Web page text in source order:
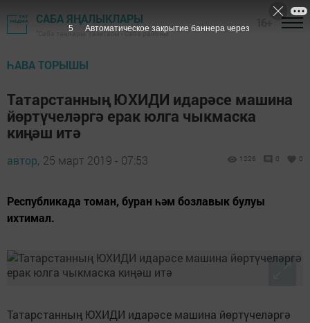
САБА ЯҢАЛЫКЛАРЫ
"Саба таңнары" газетасы - Саба районы
ҺАВА ТОРЫШЫ
Татарстанның ЮХИДИ идарәсе машина
йөртүчеләргә ерак юлга чыкмаска
киңәш итә
автор, 25 март 2019 - 07:53 1226 0 0
Республикада томан, буран һәм бозлавык булуы
ихтимал.
Татарстанның ЮХИДИ идарәсе машина йөртүчеләргә
4 Автоматическое закрытие баннера через